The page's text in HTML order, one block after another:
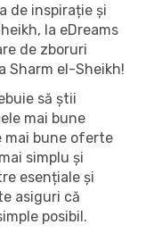
de inspirație și
la eDreams
de zboruri
Sharm el-Sheikh!
să știi
mai bune
mai bune oferte
simplu și
esențiale și
asiguri că
posibil.